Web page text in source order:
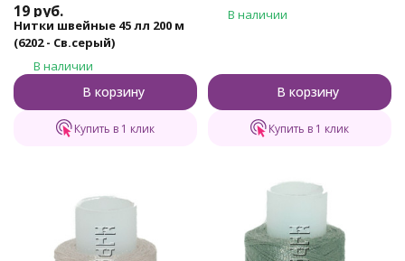
19 руб.
Нитки швейные 45 лл 200 м
(6202 - Св.серый)
В наличии
В корзину
Купить в 1 клик
В наличии
В корзину
Купить в 1 клик